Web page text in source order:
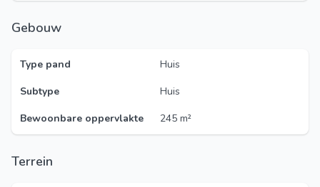
Gebouw
Type pand
Huis
Subtype
Huis
Bewoonbare oppervlakte
245 m²
Terrein